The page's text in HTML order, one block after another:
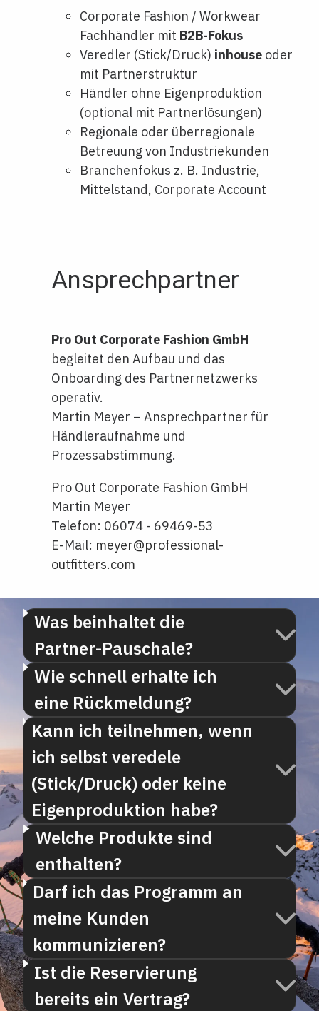
Corporate Fashion / Workwear
Fachhändler mit B2B-Fokus
Veredler (Stick/Druck) inhouse oder
mit Partnerstruktur
Händler ohne Eigenproduktion
(optional mit Partnerlösungen)
Regionale oder überregionale
Betreuung von Industriekunden
Branchenfokus z. B. Industrie,
Mittelstand, Corporate Account
Ansprechpartner
Pro Out Corporate Fashion GmbH
begleitet den Aufbau und das
Onboarding des Partnernetzwerks
operativ.
Martin Meyer – Ansprechpartner für
Händleraufnahme und
Prozessabstimmung.
Pro Out Corporate Fashion GmbH
Martin Meyer
Telefon: 06074 - 69469-53
E-Mail: meyer@professional-
outfitters.com
Was beinhaltet die
Partner-Pauschale?
Wie schnell erhalte ich
eine Rückmeldung?
Kann ich teilnehmen, wenn
ich selbst veredele
(Stick/Druck) oder keine
Eigenproduktion habe?
Welche Produkte sind
enthalten?
Darf ich das Programm an
meine Kunden
kommunizieren?
Ist die Reservierung
bereits ein Vertrag?